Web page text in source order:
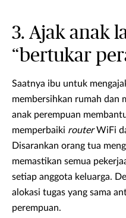
3. Ajak anak
“bertukar
Saatnya ibu untuk
membersihkan rumah dan
anak perempuan
memperbaiki routerWiFi
Disarankan orang tua
memastikan semua
setiap anggota keluarga.
alokasi tugas yang sama
perempuan.